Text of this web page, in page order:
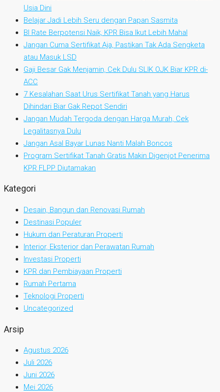
Usia Dini
Belajar Jadi Lebih Seru dengan Papan Sasmita
BI Rate Berpotensi Naik, KPR Bisa Ikut Lebih Mahal
Jangan Cuma Sertifikat Aja, Pastikan Tak Ada Sengketa
atau Masuk LSD
Gaji Besar Gak Menjamin, Cek Dulu SLIK OJK Biar KPR di-
ACC
7 Kesalahan Saat Urus Sertifikat Tanah yang Harus
Dihindari Biar Gak Repot Sendiri
Jangan Mudah Tergoda dengan Harga Murah, Cek
Legalitasnya Dulu
Jangan Asal Bayar Lunas Nanti Malah Boncos
Program Sertifikat Tanah Gratis Makin Digenjot Penerima
KPR FLPP Diutamakan
Kategori
Desain, Bangun dan Renovasi Rumah
Destinasi Populer
Hukum dan Peraturan Properti
Interior, Eksterior dan Perawatan Rumah
Investasi Properti
KPR dan Pembiayaan Properti
Rumah Pertama
Teknologi Properti
Uncategorized
Arsip
Agustus 2026
Juli 2026
Juni 2026
Mei 2026